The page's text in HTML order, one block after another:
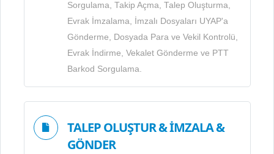
Sorgulama, Takip Açma, Talep Oluşturma,
Evrak İmzalama, İmzalı Dosyaları UYAP'a
Gönderme, Dosyada Para ve Vekil Kontrolü,
Evrak İndirme, Vekalet Gönderme ve PTT
Barkod Sorgulama.
TALEP OLUŞTUR & İMZALA &
GÖNDER